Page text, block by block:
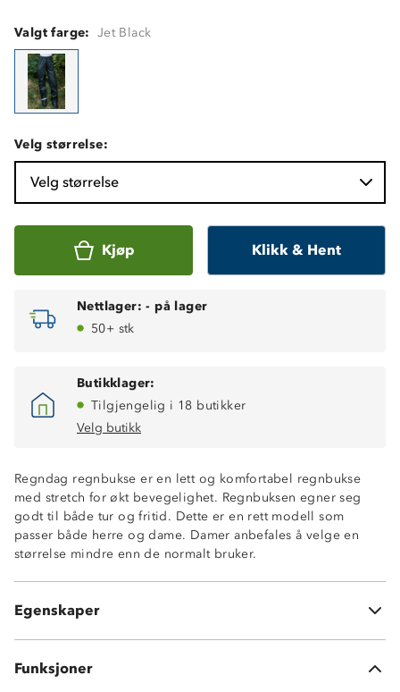
Valgt farge: Jet Black
Velg størrelse:
Velg størrelse
Kjøp Klikk & Hent
Nettlager: - på lager
50+ stk
Butikklager:
Tilgjengelig i 18 butikker
Velg butikk
Regndag regnbukse er en lett og komfortabel regnbukse
med stretch for økt bevegelighet. Regnbuksen egner seg
godt til både tur og fritid. Dette er en rett modell som
passer både herre og dame. Damer anbefales å velge en
størrelse mindre enn de normalt bruker.
Egenskaper
Vind- og vanntett
10 000 mm vannsøyle
Refleks
Buksen har ikke lommer
Funksjoner